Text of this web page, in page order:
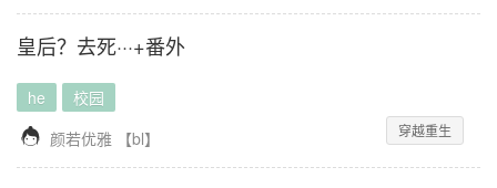
皇后？去死···+番外
he 校园
 颜若优雅 【bl】 穿越重生